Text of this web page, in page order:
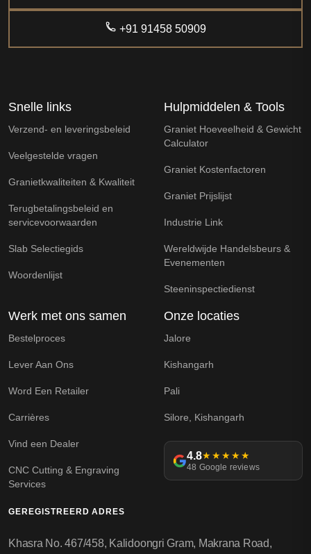
+91 91458 50909
Snelle links
Verzend- en leveringsbeleid
Veelgestelde vragen
Granietkwaliteiten & Kwaliteit
Terugbetalingsbeleid en
servicevoorwaarden
Slab Selectiegids
Woordenlijst
Hulpmiddelen & Tools
Graniet Hoeveelheid & Gewicht
Calculator
Graniet Kostenfactoren
Graniet Prijslijst
Industrie Link
Wereldwijde Handelsbeurs &
Evenementen
Steeninspectiedienst
Werk met ons samen
Bestelproces
Lever Aan Ons
Word Een Retailer
Carrières
Vind een Dealer
CNC Cutting & Engraving
Services
Onze locaties
Jalore
Kishangarh
Pali
Silore, Kishangarh
4.8★★★★★
48 Google reviews
GEREGISTREERD ADRES
Khasra No. 467/458, Kalidoongri Gram, Makrana Road,